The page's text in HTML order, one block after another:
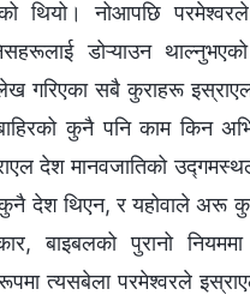
थियो। नोआपछि
डोऱ्याउन
गरिएका सबै कुराहरू
कुनै पनि काम किन
देश मानवजातिको
देश थिएन, र यहोवाले अरू
बाइबलको पुरानो
त्यसबेला परमेश्‍वरले